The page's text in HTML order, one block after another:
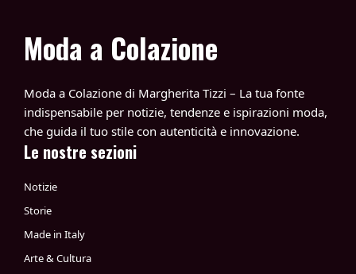
Moda a Colazione
Moda a Colazione di Margherita Tizzi – La tua fonte
indispensabile per notizie, tendenze e ispirazioni moda,
che guida il tuo stile con autenticità e innovazione.
Le nostre sezioni
Notizie
Storie
Made in Italy
Arte & Cultura